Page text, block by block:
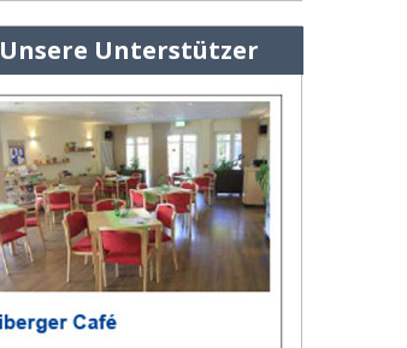
Unsere Unterstützer